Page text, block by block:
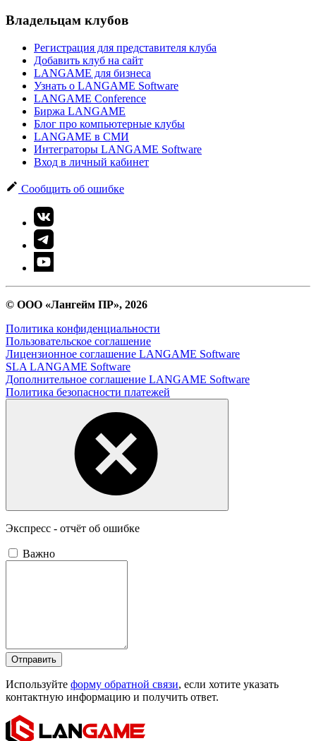
Владельцам клубов
Регистрация для представителя клуба
Добавить клуб на сайт
LANGAME для бизнеса
Узнать о LANGAME Software
LANGAME Conference
Биржа LANGAME
Блог про компьютерные клубы
LANGAME в СМИ
Интеграторы LANGAME Software
Вход в личный кабинет
Сообщить об ошибке
© ООО «Лангейм ПР», 2026
Политика конфиденциальности
Пользовательское соглашение
Лицензионное соглашение LANGAME Software
SLA LANGAME Software
Дополнительное соглашение LANGAME Software
Политика безопасности платежей
Экспресс - отчёт об ошибке
Важно
Отправить
Используйте форму обратной связи, если хотите указать
контактную информацию и получить ответ.